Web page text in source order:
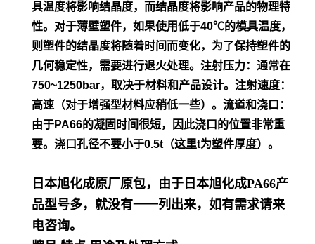
具温度将影响结晶度，而结晶度将影响产品的物理特
性。对于薄壁塑件，如果使用低于40℃的模具温度，
则塑件的结晶度将随着时间而变化，为了保持塑件的
几何稳定性，需要进行退火处理。 注射压力：通常在
750~1250bar，取决于材料和产品设计。 注射速度：
高速（对于增强型材料应稍低一些）。流道和浇口：
由于PA66的凝固时间很短，因此浇口的位置非常重
要。浇口孔径不要小于0.5t（这里t为塑件厚度）。
日本旭化成原厂原包，由于日本旭化成PA66产
品型号多，就没有一一列出来，如有需求请来
电咨询。